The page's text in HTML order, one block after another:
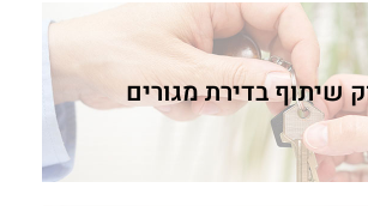
שיתוף בדירת מגורים